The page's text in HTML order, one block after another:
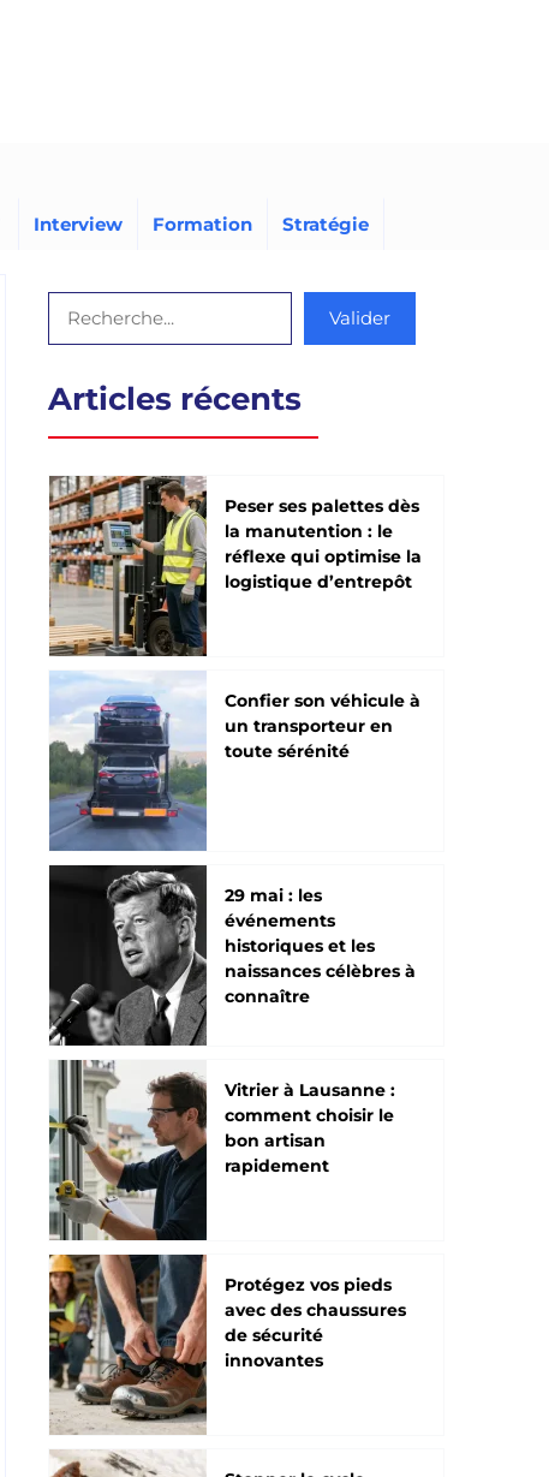
Interview Formation Stratégie
Valider
Articles récents
Peser ses palettes dès
la manutention : le
réflexe qui optimise la
logistique d’entrepôt
Confier son véhicule à
un transporteur en
toute sérénité
29 mai : les
événements
historiques et les
naissances célèbres à
connaître
Vitrier à Lausanne :
comment choisir le
bon artisan
rapidement
Protégez vos pieds
avec des chaussures
de sécurité
innovantes